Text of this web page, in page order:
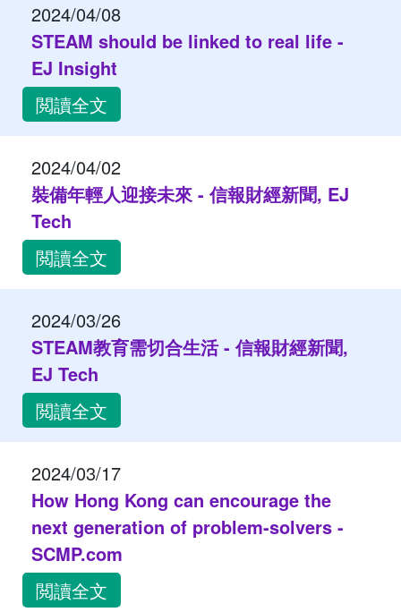
2024/04/08
STEAM should be linked to real life -
EJ Insight
閲讀全文
2024/04/02
裝備年輕人迎接未來 - 信報財經新聞, EJ
Tech
閲讀全文
2024/03/26
STEAM教育需切合生活 - 信報財經新聞,
EJ Tech
閲讀全文
2024/03/17
How Hong Kong can encourage the
next generation of problem-solvers -
SCMP.com
閲讀全文